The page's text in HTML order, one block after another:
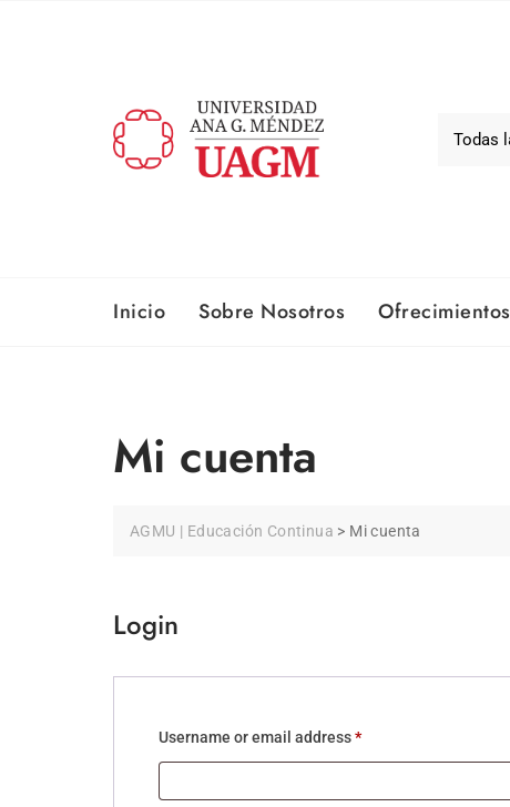
Inicio Sobre Nosotros​ Ofrecimientos
Mi cuenta
AGMU | Educación Continua > Mi cuenta
Login
Username or email address*